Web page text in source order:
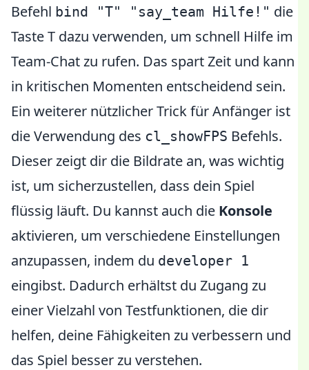
Befehl bind "T" "say_team Hilfe!" die
Taste T dazu verwenden, um schnell Hilfe im
Team-Chat zu rufen. Das spart Zeit und kann
in kritischen Momenten entscheidend sein.
Ein weiterer nützlicher Trick für Anfänger ist
die Verwendung des cl_showFPS Befehls.
Dieser zeigt dir die Bildrate an, was wichtig
ist, um sicherzustellen, dass dein Spiel
flüssig läuft. Du kannst auch die Konsole
aktivieren, um verschiedene Einstellungen
anzupassen, indem du developer 1
eingibst. Dadurch erhältst du Zugang zu
einer Vielzahl von Testfunktionen, die dir
helfen, deine Fähigkeiten zu verbessern und
das Spiel besser zu verstehen.